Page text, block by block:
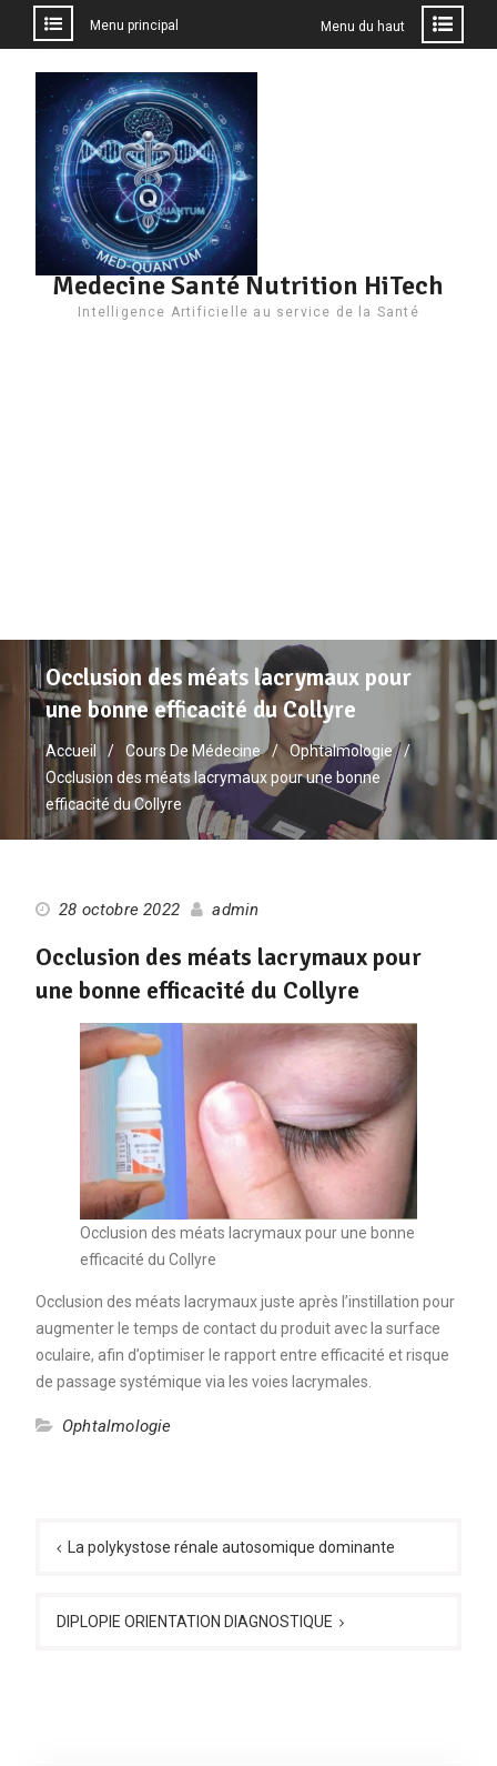
contenu
Menu principal Menu du haut
Medecine Santé Nutrition HiTech
Intelligence Artificielle au service de la Santé
Occlusion des méats lacrymaux pour
une bonne efficacité du Collyre
Accueil Cours De Médecine
Ophtalmologie
Occlusion des méats lacrymaux pour une bonne
efficacité du Collyre
28 octobre 2022 admin
Occlusion des méats lacrymaux pour
une bonne efficacité du Collyre
Occlusion des méats lacrymaux pour une bonne
efficacité du Collyre
Occlusion des méats lacrymaux juste après l’instillation pour
augmenter le temps de contact du produit avec la surface
oculaire, afin d’optimiser le rapport entre efficacité et risque
de passage systémique via les voies lacrymales.
Ophtalmologie
de La polykystose rénale autosomique dominante
DIPLOPIE ORIENTATION DIAGNOSTIQUE